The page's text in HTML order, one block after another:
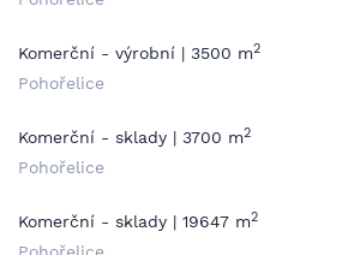
Komerční - výrobní | 3500 m2
Pohořelice
Komerční - sklady | 3700 m2
Pohořelice
Komerční - sklady | 19647 m2